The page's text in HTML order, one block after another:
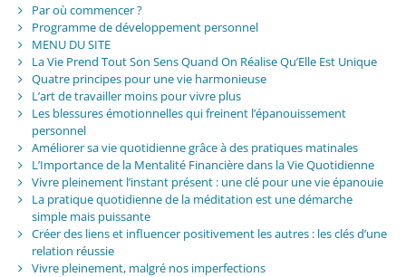
Par où commencer ?
Programme de développement personnel
MENU DU SITE
La Vie Prend Tout Son Sens Quand On Réalise Qu’Elle Est Unique
Quatre principes pour une vie harmonieuse
L’art de travailler moins pour vivre plus
Les blessures émotionnelles qui freinent l’épanouissement
personnel
Améliorer sa vie quotidienne grâce à des pratiques matinales
L’Importance de la Mentalité Financière dans la Vie Quotidienne
Vivre pleinement l’instant présent : une clé pour une vie épanouie
La pratique quotidienne de la méditation est une démarche
simple mais puissante
Créer des liens et influencer positivement les autres : les clés d’une
relation réussie
Vivre pleinement, malgré nos imperfections